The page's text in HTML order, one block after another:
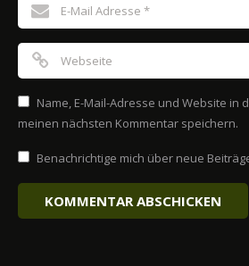
Name, E-Mail-Adresse und Website in
meinen nächsten Kommentar speichern.
Benachrichtige mich über neue